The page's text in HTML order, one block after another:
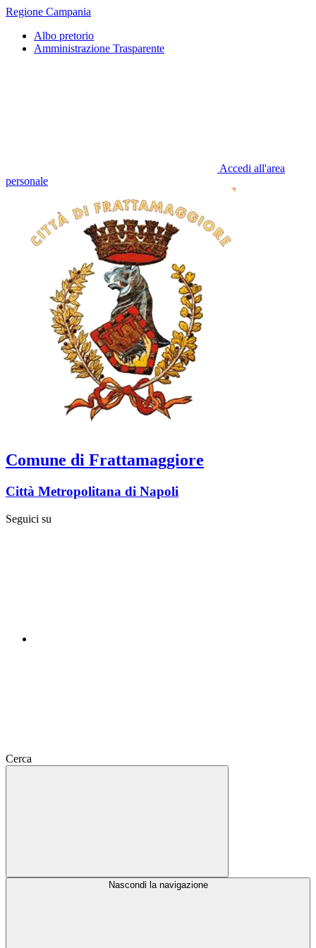
Regione Campania
Albo pretorio
Amministrazione Trasparente
Accedi all'area
personale
Comune di Frattamaggiore
Città Metropolitana di Napoli
Seguici su
Cerca
Nascondi la navigazione